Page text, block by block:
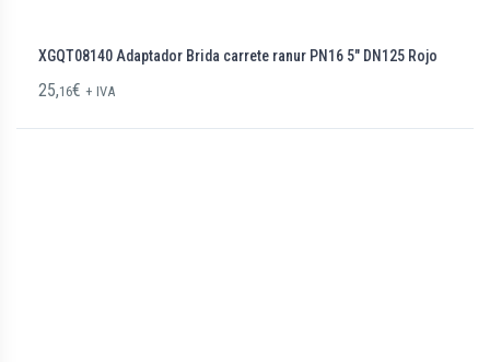
XGQT08140 Adaptador Brida carrete ranur PN16 5″ DN125 Rojo
25,16€ + IVA